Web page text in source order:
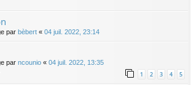
par bèbert « 04 juil. 2022, 23:14
par ncounio « 04 juil. 2022, 13:35
1 2 3 4 5